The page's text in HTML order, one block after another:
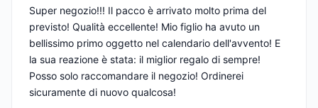
Super negozio!!! Il pacco è arrivato molto prima del
previsto! Qualità eccellente! Mio figlio ha avuto un
bellissimo primo oggetto nel calendario dell'avvento! E
la sua reazione è stata: il miglior regalo di sempre!
Posso solo raccomandare il negozio! Ordinerei
sicuramente di nuovo qualcosa!